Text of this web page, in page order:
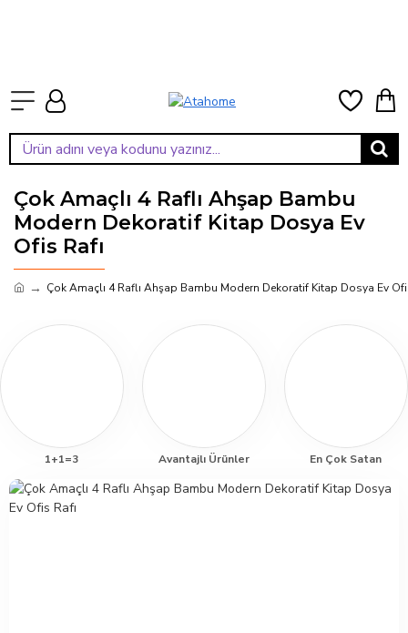
Çok Amaçlı 4 Raflı Ahşap Bambu Modern Dekoratif Kitap Dosya Ev
Çok Amaçlı 4 Raflı Ahşap Bambu
Modern Dekoratif Kitap Dosya Ev
Ofis Rafı
1+1=3 Avantajlı Ürünler En Çok Satan